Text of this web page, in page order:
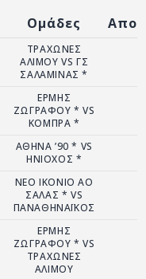
Ομάδες
ΤΡΑΧΩΝΕΣ
ΑΛΙΜΟΥ VS ΓΣ
ΣΑΛΑΜΙΝΑΣ *
ΕΡΜΗΣ
ΖΩΓΡΑΦΟΥ * VS
ΚΟΜΠΡΑ *
ΑΘΗΝΑ ’90 * VS
ΗΝΙΟΧΟΣ *
ΝΕΟ ΙΚΟΝΙΟ ΑΟ
ΣΑΛΑΣ * VS
ΠΑΝΑΘΗΝΑΪΚΟΣ
ΕΡΜΗΣ
ΖΩΓΡΑΦΟΥ * VS
ΤΡΑΧΩΝΕΣ
ΑΛΙΜΟΥ